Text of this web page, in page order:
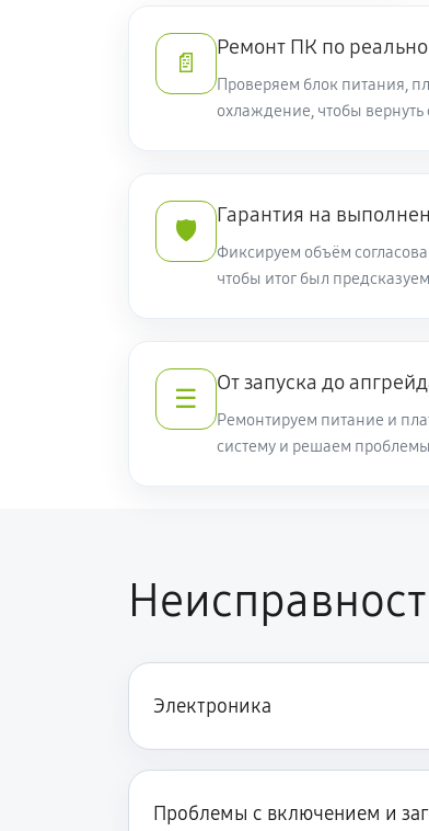
📄
Ремонт ПК по
Проверяем блок питания,
охлаждение, чтобы вернуть
🛡️
Гарантия на
Фиксируем объём
чтобы итог был
☰
От запуска до
Ремонтируем питание и
систему и решаем
Электроника
Проблемы с включением и